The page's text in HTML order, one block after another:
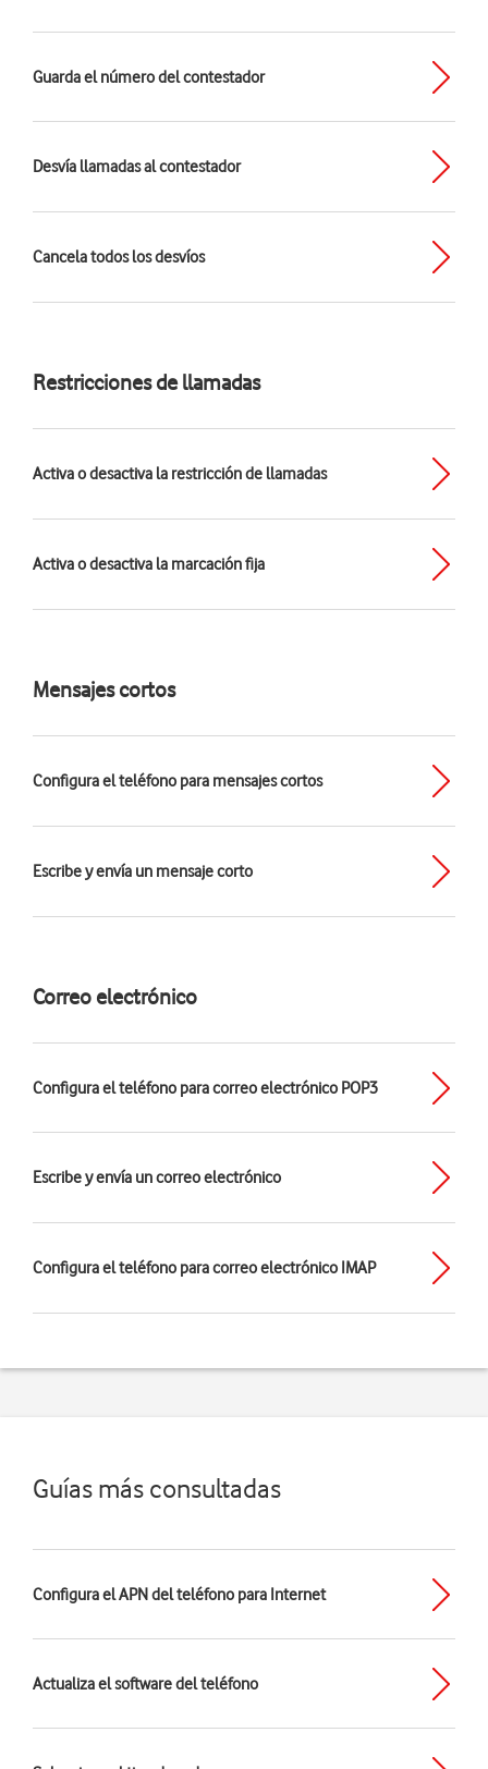
Guarda el número del contestador
Desvía llamadas al contestador
Cancela todos los desvíos
Restricciones de llamadas
Activa o desactiva la restricción de llamadas
Activa o desactiva la marcación fija
Mensajes cortos
Configura el teléfono para mensajes cortos
Escribe y envía un mensaje corto
Correo electrónico
Configura el teléfono para correo electrónico POP3
Escribe y envía un correo electrónico
Configura el teléfono para correo electrónico IMAP
Guías más consultadas
Configura el APN del teléfono para Internet
Actualiza el software del teléfono